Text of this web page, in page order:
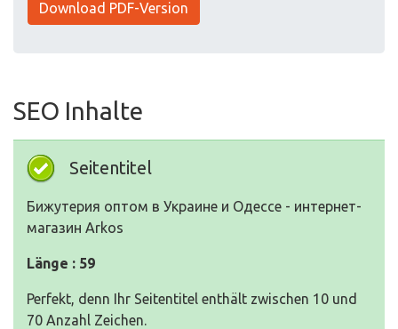
Download PDF-Version
SEO Inhalte
Seitentitel
Бижутерия оптом в Украине и Одессе - интернет-
магазин Arkos
Länge : 59
Perfekt, denn Ihr Seitentitel enthält zwischen 10 und
70 Anzahl Zeichen.